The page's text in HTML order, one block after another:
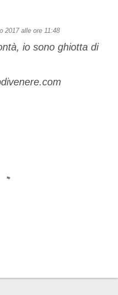
2017 alle ore 11:48
io sono ghiotta di